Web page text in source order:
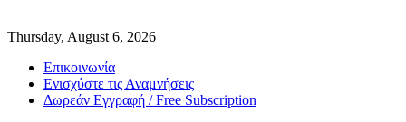
Thursday, August 6, 2026
Επικοινωνία
Ενισχύστε τις Αναμνήσεις
Δωρεάν Εγγραφή / Free Subscription